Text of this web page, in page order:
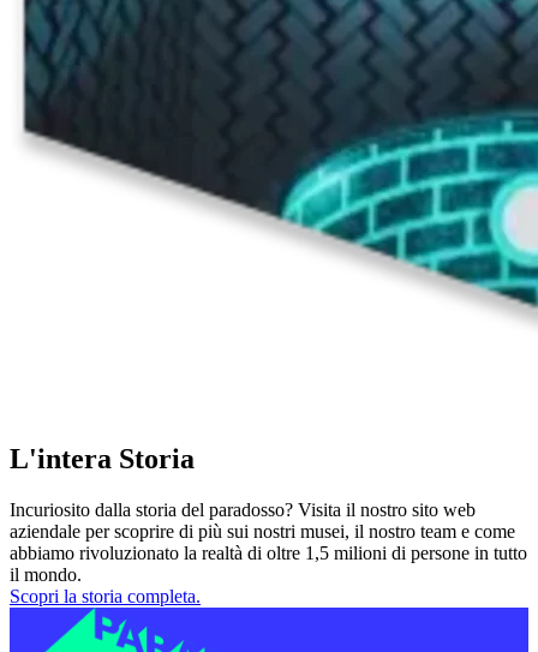
L'intera Storia
Incuriosito dalla storia del paradosso? Visita il nostro sito web
aziendale per scoprire di più sui nostri musei, il nostro team e come
abbiamo rivoluzionato la realtà di oltre 1,5 milioni di persone in tutto
il mondo.
Scopri la storia completa.